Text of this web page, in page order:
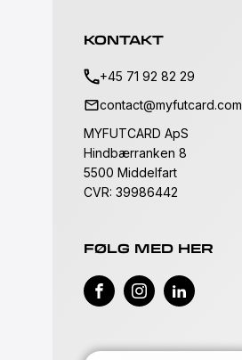
KONTAKT
+45 71 92 82 29
contact@myfutcard.com
MYFUTCARD ApS
Hindbærranken 8
5500 Middelfart
CVR: 39986442
FØLG MED HER